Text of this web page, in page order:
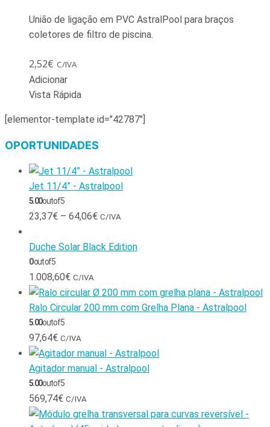
União de ligação em PVC AstralPool para braços
coletores de filtro de piscina.
2,52€ C/IVA
Adicionar
Vista Rápida
[elementor-template id="42787"]
OPORTUNIDADES
Jet 11/4” - Astralpool
5.00out of 5
23,37€ – 64,06€ C/IVA
Duche Solar Black Edition
0out of 5
1.008,60€ C/IVA
Ralo Circular 200 mm com Grelha Plana - Astralpool
5.00out of 5
97,64€ C/IVA
Agitador manual - Astralpool
5.00out of 5
569,74€ C/IVA